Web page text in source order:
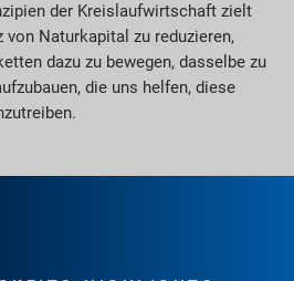
der Kreislaufwirtschaft zielt
von Naturkapital zu reduzieren,
dazu zu bewegen, dasselbe zu
die uns helfen, diese